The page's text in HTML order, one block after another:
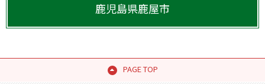
鹿児島県鹿屋市
PAGE TOP